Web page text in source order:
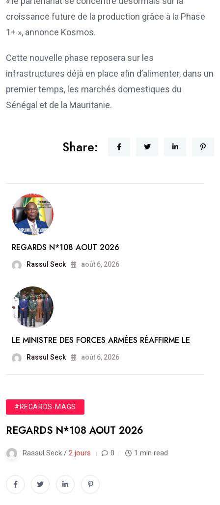
croissance future de la production grâce à la Phase
1+ », annonce Kosmos.
Cette nouvelle phase reposera sur les
infrastructures déjà en place afin d’alimenter, dans un
premier temps, les marchés domestiques du
Sénégal et de la Mauritanie.
Share:
REGARDS N*108 AOUT 2026
Rassul Seck août 6, 2026
LE MINISTRE DES FORCES ARMÉES RÉAFFIRME LE
Rassul Seck août 6, 2026
#REGARDS-MAGS
REGARDS N*108 AOUT 2026
Rassul Seck / 2 jours 0 1 min read